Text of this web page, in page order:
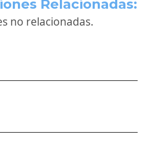
Relacionadas:
no relacionadas.